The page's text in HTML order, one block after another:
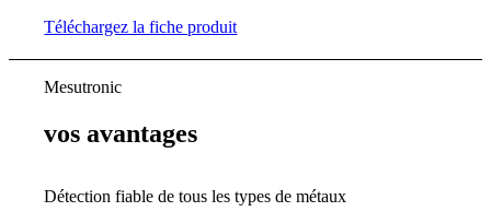
Téléchargez la fiche produit
Mesutronic
vos avantages
Détection fiable de tous les types de métaux